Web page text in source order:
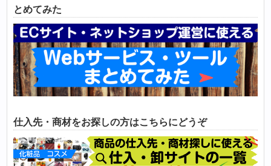
とめてみた
仕入先・商材をお探しの方はこちらにどうぞ